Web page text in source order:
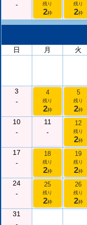
-
残り
2枠
残り
2枠
日
月 火
3
-
4
残り
2枠
5
残り
2枠
10
-
11
-
12
残り
2枠
17
-
18
残り
2枠
19
残り
2枠
24
-
25
残り
2枠
26
残り
2枠
31